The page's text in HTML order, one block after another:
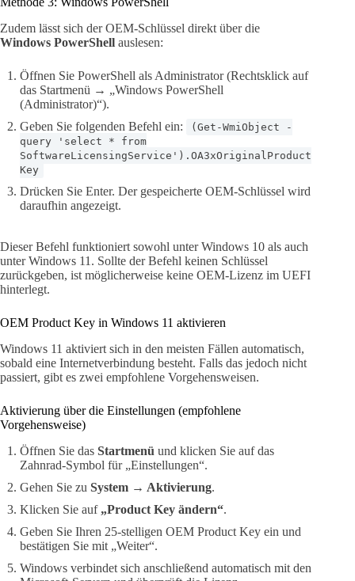
Zudem lässt sich der OEM-Schlüssel direkt über die
Windows PowerShell auslesen:
Öffnen Sie PowerShell als Administrator (Rechtsklick auf
das Startmenü → „Windows PowerShell
(Administrator)“).
Geben Sie folgenden Befehl ein:
(Get-WmiObject -
query 'select * from
SoftwareLicensingService').OA3xOriginalProduct
Key
Drücken Sie Enter. Der gespeicherte OEM-Schlüssel wird
daraufhin angezeigt.
Dieser Befehl funktioniert sowohl unter Windows 10 als auch
unter Windows 11. Sollte der Befehl keinen Schlüssel
zurückgeben, ist möglicherweise keine OEM-Lizenz im UEFI
hinterlegt.
OEM Product Key in Windows 11 aktivieren
Windows 11 aktiviert sich in den meisten Fällen automatisch,
sobald eine Internetverbindung besteht. Falls das jedoch nicht
passiert, gibt es zwei empfohlene Vorgehensweisen.
Aktivierung über die Einstellungen (empfohlene
Vorgehensweise)
Öffnen Sie das Startmenü und klicken Sie auf das
Zahnrad-Symbol für „Einstellungen“.
Gehen Sie zu System → Aktivierung.
Klicken Sie auf „Product Key ändern“.
Geben Sie Ihren 25-stelligen OEM Product Key ein und
bestätigen Sie mit „Weiter“.
Windows verbindet sich anschließend automatisch mit den